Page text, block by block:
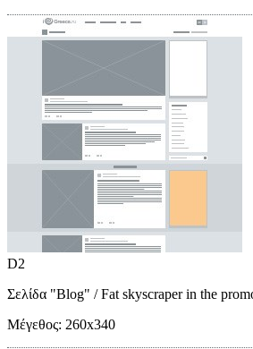
D2
Σελίδα "Blog" / Fat skyscraper in the
Μέγεθος: 260x340